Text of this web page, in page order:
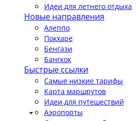
Идеи для летнего отдыха
Новые направления
Алеппо
Покхаре
Бенгази
Бангкок
Быстрые ссылки
Самые низкие тарифы
Карта маршрутов
Идеи для путешествий
Аэропорты